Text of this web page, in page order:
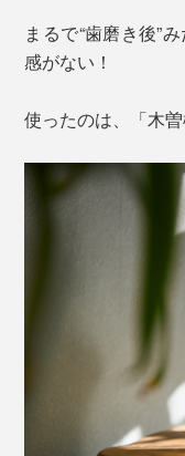
まるで“歯磨き後”
感がない！
使ったのは、「木